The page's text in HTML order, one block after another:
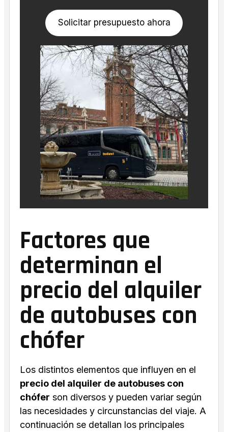
Solicitar presupuesto ahora
Factores que
determinan el
precio del alquiler
de autobuses con
chófer
Los distintos elementos que influyen en el
precio del alquiler de autobuses con
chófer son diversos y pueden variar según
las necesidades y circunstancias del viaje. A
continuación se detallan los principales